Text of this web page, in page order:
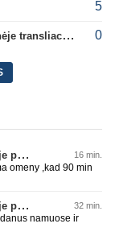
5
Dvikovas su „Hajduk“ transliuos TV3, paskutinėje transliacijoje – nauji rekordai 0
V. Dambrausko ekipa Čempionų lygos atrankoje patyrė skaudžią nesėkmę 16 min.
omeny ,kad 90 min
V. Dambrausko ekipa Čempionų lygos atrankoje patyrė skaudžią nesėkmę 32 min.
namuose ir